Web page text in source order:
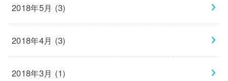
2018年5月 (3)
2018年4月 (3)
2018年3月 (1)